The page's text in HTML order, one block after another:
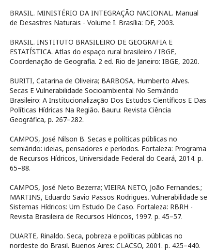
BRASIL. MINISTÉRIO DA INTEGRAÇÃO NACIONAL. Manual
de Desastres Naturais - Volume I. Brasília: DF, 2003.
BRASIL. INSTITUTO BRASILEIRO DE GEOGRAFIA E
ESTATÍSTICA. Atlas do espaço rural brasileiro / IBGE,
Coordenação de Geografia. 2 ed. Rio de Janeiro: IBGE, 2020.
BURITI, Catarina de Oliveira; BARBOSA, Humberto Alves.
Secas E Vulnerabilidade Socioambiental No Semiárido
Brasileiro: A Institucionalização Dos Estudos Científicos E Das
Políticas Hídricas Na Região. Bauru: Revista Ciência
Geográfica, p. 267–282.
CAMPOS, José Nilson B. Secas e políticas públicas no
semiárido: ideias, pensadores e períodos. Fortaleza: Programa
de Recursos Hídricos, Universidade Federal do Ceará, 2014. p.
65–88.
CAMPOS, José Neto Bezerra; VIEIRA NETO, João Fernandes.;
MARTINS, Eduardo Savio Passos Rodrigues. Vulnerabilidade se
Sistemas Hídricos: Um Estudo De Caso. Fortaleza: RBRH -
Revista Brasileira de Recursos Hídricos, 1997. p. 45–57.
DUARTE, Rinaldo. Seca, pobreza e políticas públicas no
nordeste do Brasil. Buenos Aires: CLACSO, 2001. p. 425–440.